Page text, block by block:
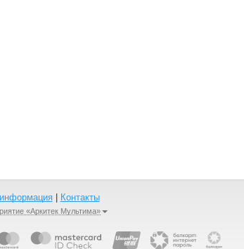
| Контакты
«Аркитек Мультима»